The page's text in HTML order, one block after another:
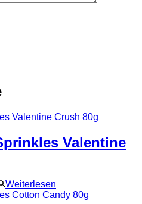
Valentine
Weiterlesen